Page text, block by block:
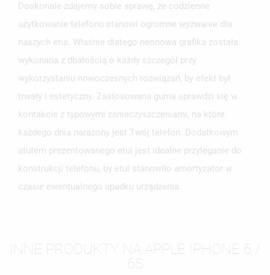
Doskonale zdajemy sobie sprawę, że codzienne
użytkowanie telefonu stanowi ogromne wyzwanie dla
naszych etui. Właśnie dlatego neonowa grafika została
wykonana z dbałością o każdy szczegół przy
wykorzystaniu nowoczesnych rozwiązań, by efekt był
trwały i estetyczny. Zastosowana guma sprawdzi się w
kontakcie z typowymi zanieczyszczeniami, na które
każdego dnia narażony jest Twój telefon. Dodatkowym
atutem prezentowanego etui jest idealne przyleganie do
konstrukcji telefonu, by etui stanowiło amortyzator w
czasie ewentualnego upadku urządzenia.
INNE PRODUKTY NA APPLE IPHONE 6 /
6S